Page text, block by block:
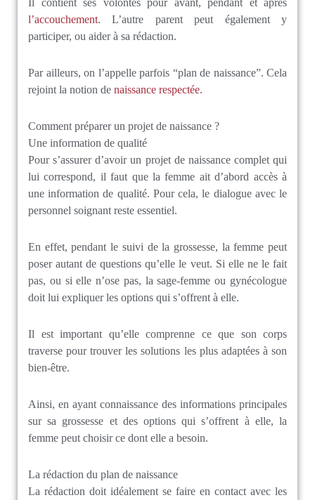
Il contient ses volontés pour avant, pendant et après
l’accouchement. L’autre parent peut également y
participer, ou aider à sa rédaction.
Par ailleurs, on l’appelle parfois “plan de naissance”. Cela
rejoint la notion de naissance respectée.
Comment préparer un projet de naissance ?
Une information de qualité
Pour s’assurer d’avoir un projet de naissance complet qui
lui correspond, il faut que la femme ait d’abord accès à
une information de qualité. Pour cela, le dialogue avec le
personnel soignant reste essentiel.
En effet, pendant le suivi de la grossesse, la femme peut
poser autant de questions qu’elle le veut. Si elle ne le fait
pas, ou si elle n’ose pas, la sage-femme ou gynécologue
doit lui expliquer les options qui s’offrent à elle.
Il est important qu’elle comprenne ce que son corps
traverse pour trouver les solutions les plus adaptées à son
bien-être.
Ainsi, en ayant connaissance des informations principales
sur sa grossesse et des options qui s’offrent à elle, la
femme peut choisir ce dont elle a besoin.
La rédaction du plan de naissance
La rédaction doit idéalement se faire en contact avec les